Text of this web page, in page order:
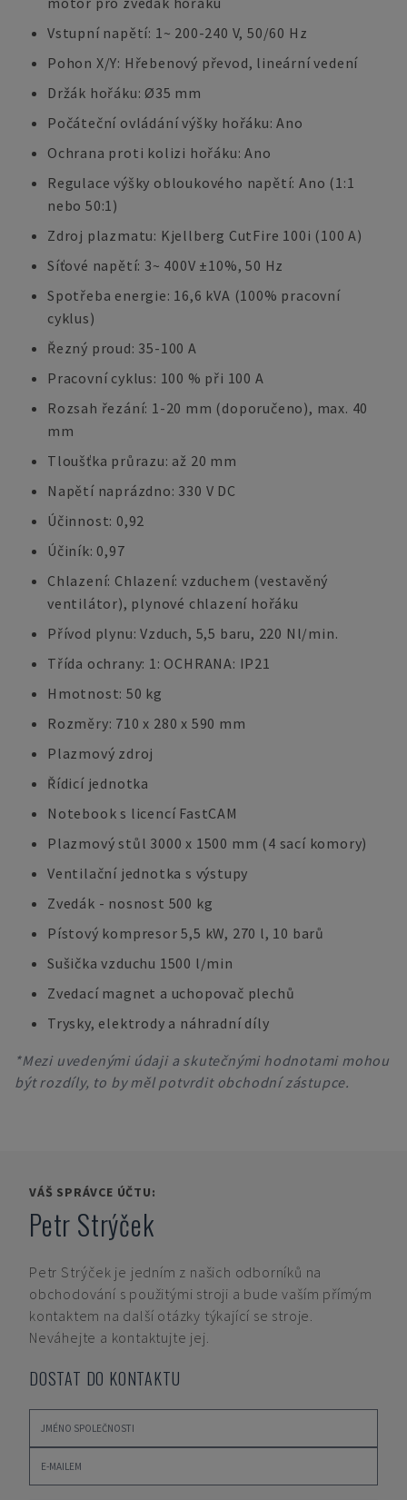
Vstupní napětí: 1~ 200-240 V, 50/60 Hz
Pohon X/Y: Hřebenový převod, lineární vedení
Držák hořáku: Ø35 mm
Počáteční ovládání výšky hořáku: Ano
Ochrana proti kolizi hořáku: Ano
Regulace výšky obloukového napětí: Ano (1:1
nebo 50:1)
Zdroj plazmatu: Kjellberg CutFire 100i (100 A)
Síťové napětí: 3~ 400V ±10%, 50 Hz
Spotřeba energie: 16,6 kVA (100% pracovní
cyklus)
Řezný proud: 35-100 A
Pracovní cyklus: 100 % při 100 A
Rozsah řezání: 1-20 mm (doporučeno), max. 40
mm
Tloušťka průrazu: až 20 mm
Napětí naprázdno: 330 V DC
Účinnost: 0,92
Účiník: 0,97
Chlazení: Chlazení: vzduchem (vestavěný
ventilátor), plynové chlazení hořáku
Přívod plynu: Vzduch, 5,5 baru, 220 Nl/min.
Třída ochrany: 1: OCHRANA: IP21
Hmotnost: 50 kg
Rozměry: 710 x 280 x 590 mm
Plazmový zdroj
Řídicí jednotka
Notebook s licencí FastCAM
Plazmový stůl 3000 x 1500 mm (4 sací komory)
Ventilační jednotka s výstupy
Zvedák - nosnost 500 kg
Pístový kompresor 5,5 kW, 270 l, 10 barů
Sušička vzduchu 1500 l/min
Zvedací magnet a uchopovač plechů
Trysky, elektrody a náhradní díly
*Mezi uvedenými údaji a skutečnými hodnotami mohou
být rozdíly, to by měl potvrdit obchodní zástupce.
VÁŠ SPRÁVCE ÚČTU:
Petr Strýček
Petr Strýček je jedním z našich odborníků na
obchodování s použitými stroji a bude vaším přímým
kontaktem na další otázky týkající se stroje.
Neváhejte a kontaktujte jej.
DOSTAT DO KONTAKTU